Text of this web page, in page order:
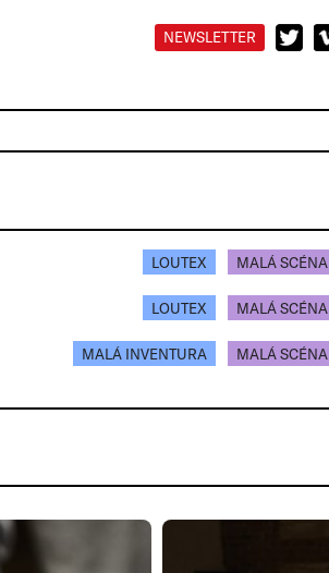
NEWSLETTER
LOUTEX MALÁ SCÉNA
LOUTEX MALÁ SCÉNA
MALÁ INVENTURA MALÁ SCÉNA